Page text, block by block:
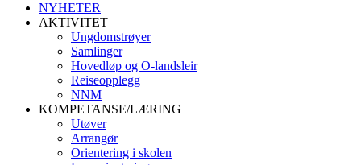
NYHETER
AKTIVITET
Ungdomstrøyer
Samlinger
Hovedløp og O-landsleir
Reiseopplegg
NNM
KOMPETANSE/LÆRING
Utøver
Arrangør
Orientering i skolen